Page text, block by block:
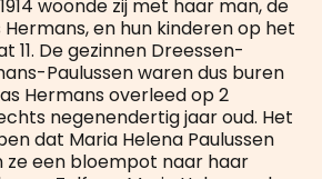
woonde zij met haar man, de
en hun kinderen op het
11. De gezinnen Dreessen-
Paulussen waren dus buren
Hermans overleed op 2
negenendertig jaar oud. Het
dat Maria Helena Paulussen
ze een bloempot naar haar